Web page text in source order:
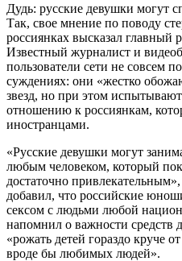
Дудь: русские девушки могут
Так, свое мнение по поводу
россиянках высказал главный
Известный журналист и
пользователи сети не совсем
суждениях: они «жестко
звезд, но при этом
отношению к россиянкам,
иностранцами.
«Русские девушки могут
любым человеком, который
достаточно
добавил, что российские
сексом с людьми любой
напомнил о важности средств
«рожать детей гораздо круче
вроде бы любимых людей».